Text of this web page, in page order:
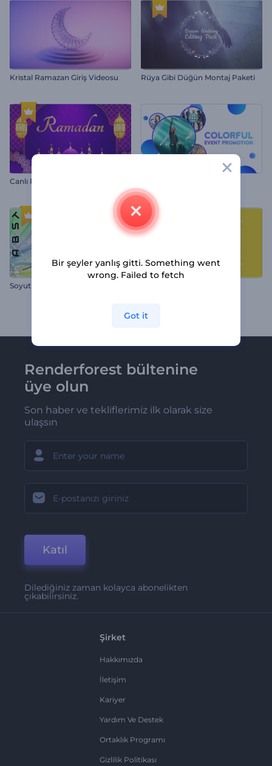
Kristal Ramazan Giriş Videosu Rüya Gibi Düğün Montaj Paketi
Canlı Ramazan İntrosu
Soyut Yazılar Giriş Videosu
Renderforest bültenine
üye olun
Son haber ve tekliflerimiz ilk olarak size
ulaşsın
Katıl
Dilediğiniz zaman kolayca abonelikten
çıkabilirsiniz.
Şirket
Hakkımızda
İletişim
Kariyer
Yardım Ve Destek
Ortaklık Programı
Gizlilik Politikası
Bir şeyler yanlış gitti. Something went
wrong. Failed to fetch
Got it